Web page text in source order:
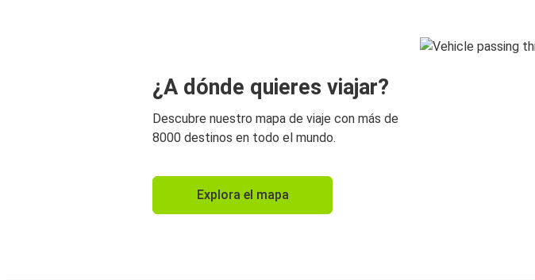
¿A dónde quieres viajar?
Descubre nuestro mapa de viaje con más de
8000 destinos en todo el mundo.
Explora el mapa